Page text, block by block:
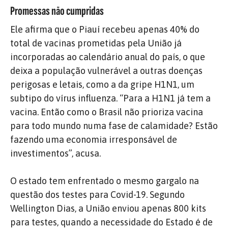
Promessas não cumpridas
Ele afirma que o Piauí recebeu apenas 40% do
total de vacinas prometidas pela União já
incorporadas ao calendário anual do país, o que
deixa a população vulnerável a outras doenças
perigosas e letais, como a da gripe H1N1, um
subtipo do vírus influenza. “Para a H1N1 já tem a
vacina. Então como o Brasil não prioriza vacina
para todo mundo numa fase de calamidade? Estão
fazendo uma economia irresponsável de
investimentos”, acusa.
O estado tem enfrentado o mesmo gargalo na
questão dos testes para Covid-19. Segundo
Wellington Dias, a União enviou apenas 800 kits
para testes, quando a necessidade do Estado é de